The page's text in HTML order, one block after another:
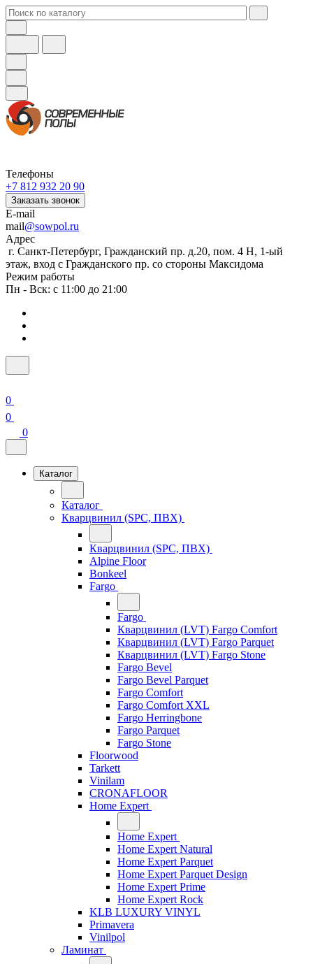
Телефоны
+7 812 932 20 90
Заказать звонок
E-mail
mail@sowpol.ru
Адрес
г. Санкт-Петербург, Гражданский пр. д.20, пом. 4 Н, 1-ый
этаж, вход с Гражданского пр. со стороны Максидома
Режим работы
Пн - Вск: с 11:00 до 21:00
0
0
0
Каталог
Каталог
Кварцвинил (SPC, ПВХ)
Кварцвинил (SPC, ПВХ)
Alpine Floor
Bonkeel
Fargo
Fargo
Кварцвинил (LVT) Fargo Comfort
Кварцвинил (LVT) Fargo Parquet
Кварцвинил (LVT) Fargo Stone
Fargo Bevel
Fargo Bevel Parquet
Fargo Comfort
Fargo Comfort XXL
Fargo Herringbone
Fargo Parquet
Fargo Stone
Floorwood
Tarkett
Vinilam
CRONAFLOOR
Home Expert
Home Expert
Home Expert Natural
Home Expert Parquet
Home Expert Parquet Design
Home Expert Prime
Home Expert Rock
KLB LUXURY VINYL
Primavera
Vinilpol
Ламинат